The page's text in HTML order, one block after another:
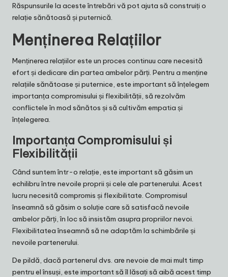
Răspunsurile la aceste întrebări vă pot ajuta să construiți o
relație sănătoasă și puternică.
Menținerea Relațiilor
Menținerea relațiilor este un proces continuu care necesită
efort și dedicare din partea ambelor părți. Pentru a menține
relațiile sănătoase și puternice, este important să înțelegem
importanța compromisului și flexibilității, să rezolvăm
conflictele în mod sănătos și să cultivăm empatia și
înțelegerea.
Importanța Compromisului și
Flexibilității
Când suntem într-o relație, este important să găsim un
echilibru între nevoile proprii și cele ale partenerului. Acest
lucru necesită compromis și flexibilitate. Compromisul
înseamnă să găsim o soluție care să satisfacă nevoile
ambelor părți, în loc să insistăm asupra propriilor nevoi.
Flexibilitatea înseamnă să ne adaptăm la schimbările și
nevoile partenerului.
De pildă, dacă partenerul dvs. are nevoie de mai mult timp
pentru el însuși, este important să îl lăsați să aibă acest timp